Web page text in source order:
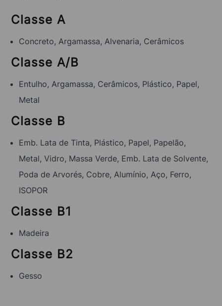
Classe A
Concreto, Argamassa, Alvenaria, Cerâmicos
Classe A/B
Entulho, Argamassa, Cerâmicos, Plástico, Papel,
Metal
Classe B
Emb. Lata de Tinta, Plástico, Papel, Papelão,
Metal, Vidro, Massa Verde, Emb. Lata de Solvente,
Poda de Arvorés, Cobre, Alumínio, Aço, Ferro,
ISOPOR
Classe B1
Madeira
Classe B2
Gesso